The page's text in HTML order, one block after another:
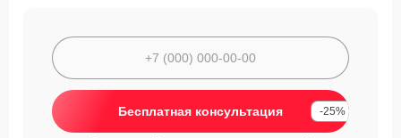
Бесплатная консультация -25%